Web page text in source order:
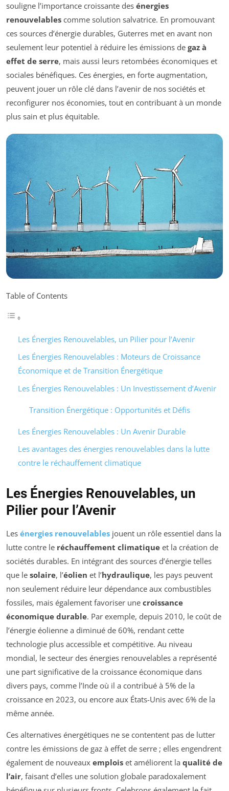
souligne l’importance croissante des énergies
renouvelables comme solution salvatrice. En promouvant
ces sources d’énergie durables, Guterres met en avant non
seulement leur potentiel à réduire les émissions de gaz à
effet de serre, mais aussi leurs retombées économiques et
sociales bénéfiques. Ces énergies, en forte augmentation,
peuvent jouer un rôle clé dans l’avenir de nos sociétés et
reconfigurer nos économies, tout en contribuant à un monde
plus sain et plus équitable.
Table of Contents
Les Énergies Renouvelables, un Pilier pour l’Avenir
Les Énergies Renouvelables : Moteurs de Croissance
Économique et de Transition Énergétique
Les Énergies Renouvelables : Un Investissement d’Avenir
Transition Énergétique : Opportunités et Défis
Les Énergies Renouvelables : Un Avenir Durable
Les avantages des énergies renouvelables dans la lutte
contre le réchauffement climatique
Les Énergies Renouvelables, un
Pilier pour l’Avenir
Les énergies renouvelables jouent un rôle essentiel dans la
lutte contre le réchauffement climatique et la création de
sociétés durables. En intégrant des sources d’énergie telles
que le solaire, l’éolien et l’hydraulique, les pays peuvent
non seulement réduire leur dépendance aux combustibles
fossiles, mais également favoriser une croissance
économique durable. Par exemple, depuis 2010, le coût de
l’énergie éolienne a diminué de 60%, rendant cette
technologie plus accessible et compétitive. Au niveau
mondial, le secteur des énergies renouvelables a représenté
une part significative de la croissance économique dans
divers pays, comme l’Inde où il a contribué à 5% de la
croissance en 2023, ou encore aux États-Unis avec 6% de la
même année.
Ces alternatives énergétiques ne se contentent pas de lutter
contre les émissions de gaz à effet de serre ; elles engendrent
également de nouveaux emplois et améliorent la qualité de
l’air, faisant d’elles une solution globale paradoxalement